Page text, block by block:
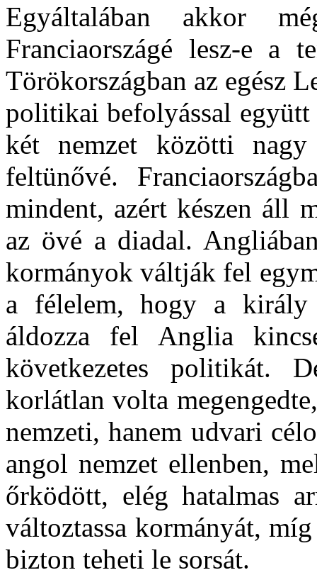
Egyáltalában akkor
Franciaországé lesz-e a
Törökországban az egész
politikai befolyással
két nemzet közötti
feltünővé.
mindent, azért készen áll
az övé a diadal.
kormányok váltják fel
a félelem, hogy a király
áldozza fel Anglia
következetes politikát.
korlátlan volta
nemzeti, hanem udvari
angol nemzet ellenben,
őrködött, elég hatalmas
változtassa kormányát,
bizton teheti le sorsát.